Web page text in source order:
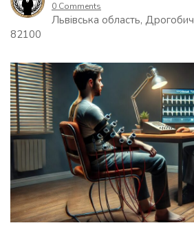
0 Comments
Львівська область,
82100